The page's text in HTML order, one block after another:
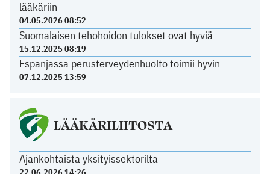
lääkäriin
04.05.2026 08:52
Suomalaisen tehohoidon tulokset ovat hyviä
15.12.2025 08:19
Espanjassa perusterveydenhuolto toimii hyvin
07.12.2025 13:59
LÄÄKÄRILIITOSTA
Ajankohtaista yksityissektorilta